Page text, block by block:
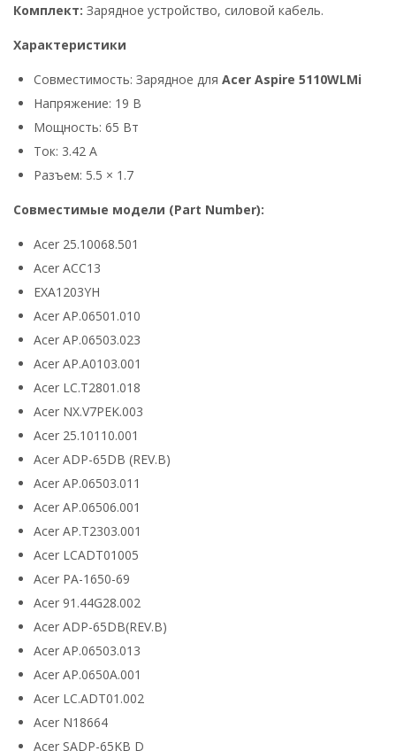
Комплект: Зарядное устройство, силовой кабель.
Характеристики
Совместимость: Зарядное для Acer Aspire 5110WLMi
Напряжение: 19 В
Мощность: 65 Вт
Ток: 3.42 А
Разъем: 5.5 × 1.7
Совместимые модели (Part Number):
Acer 25.10068.501
Acer ACC13
EXA1203YH
Acer AP.06501.010
Acer AP.06503.023
Acer AP.A0103.001
Acer LC.T2801.018
Acer NX.V7PEK.003
Acer 25.10110.001
Acer ADP-65DB (REV.B)
Acer AP.06503.011
Acer AP.06506.001
Acer AP.T2303.001
Acer LCADT01005
Acer PA-1650-69
Acer 91.44G28.002
Acer ADP-65DB(REV.B)
Acer AP.06503.013
Acer AP.0650A.001
Acer LC.ADT01.002
Acer N18664
Acer SADP-65KB D